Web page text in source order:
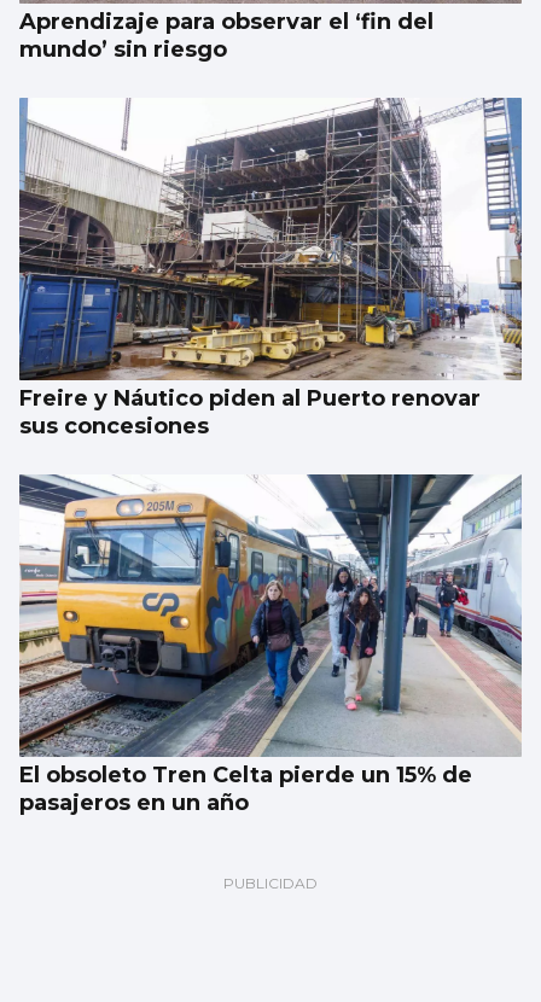
Aprendizaje para observar el ‘fin del
mundo’ sin riesgo
Freire y Náutico piden al Puerto renovar
sus concesiones
El obsoleto Tren Celta pierde un 15% de
pasajeros en un año